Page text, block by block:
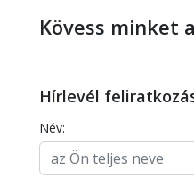
Kövess minket
Hírlevél
Név: